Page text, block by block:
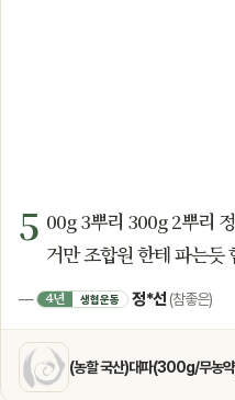
5 00g 3뿌리 300g 2뿌리
거만 조합원 한테 파는듯
— 4년 생협운동 정*선 (참좋은)
(농할 국산)대파(300g/무농